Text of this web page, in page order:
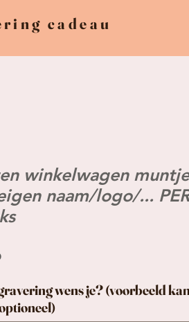
cadeau
winkelwagen
naam/logo/...
Prijs
wens je? (voorbeeld